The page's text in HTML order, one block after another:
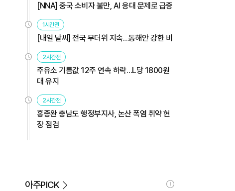
[NNA] 중국 소비자 불만, AI 응대 문제로 급증
1시간전
[내일 날씨] 전국 무더위 지속…동해안 강한 비
2시간전
주유소 기름값 12주 연속 하락…L당 1800원
대 유지
2시간전
홍종완 충남도 행정부지사, 논산 폭염 취약 현
장 점검
아주PICK